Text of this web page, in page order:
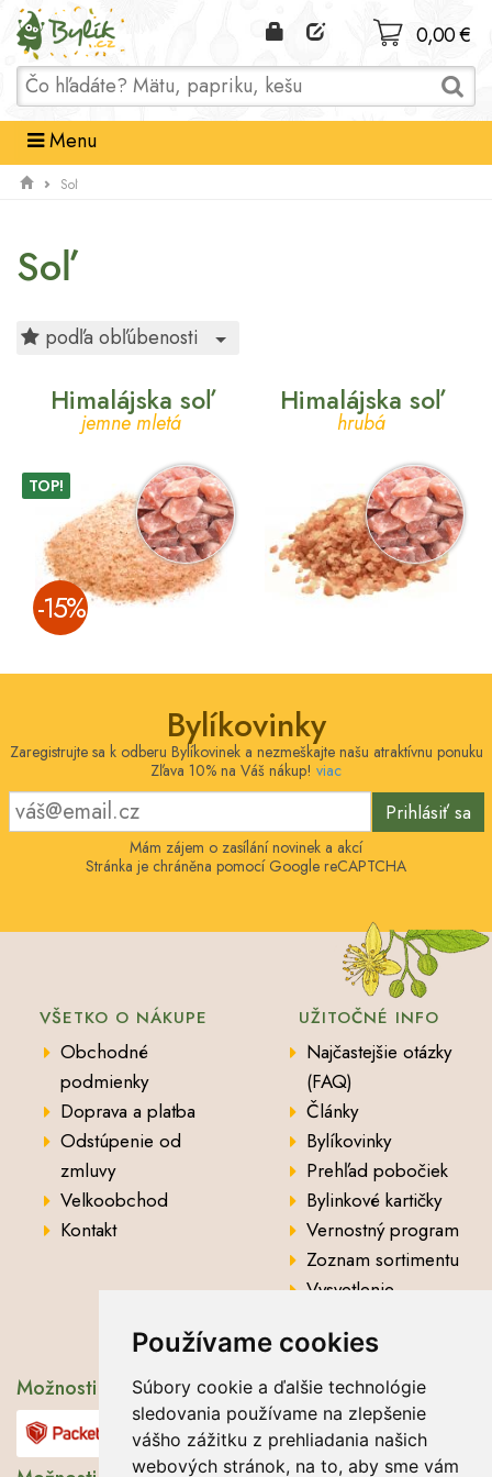
Používame cookies
Súbory cookie a ďalšie technológie
sledovania používame na zlepšenie
vášho zážitku z prehliadania našich
webových stránok, na to, aby sme vám
Domov
0,00 €
Menu
Soľ
Soľ
podľa obľúbenosti Toggle Dropdown
Himalájska soľ
jemne mletá
TOP!
­-15%
Himalájska soľ
hrubá
Bylíkovinky
Zaregistrujte sa k odberu Bylíkovinek a nezmeškajte našu atraktívnu ponuku
Zľava 10% na Váš nákup! viac
Prihlásiť sa
Mám zájem o zasílání novinek a akcí
Stránka je chráněna pomocí Google reCAPTCHA
VŠETKO O NÁKUPE
Obchodné
podmienky
Doprava a platba
Odstúpenie od
zmluvy
Velkoobchod
Kontakt
UŽITOČNÉ INFO
Najčastejšie otázky
(FAQ)
Články
Bylíkovinky
Prehľad pobočiek
Bylinkové kartičky
Vernostný program
Zoznam sortimentu
Vysvetlenie
Možnosti dopravy